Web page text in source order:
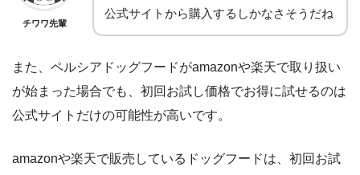
チワワ先輩
公式サイトから購入するしかなさそうだね
また、ペルシアドッグフードがamazonや楽天で取り扱い
が始まった場合でも、初回お試し価格でお得に試せるのは
公式サイトだけの可能性が高いです。
amazonや楽天で販売しているドッグフードは、初回お試